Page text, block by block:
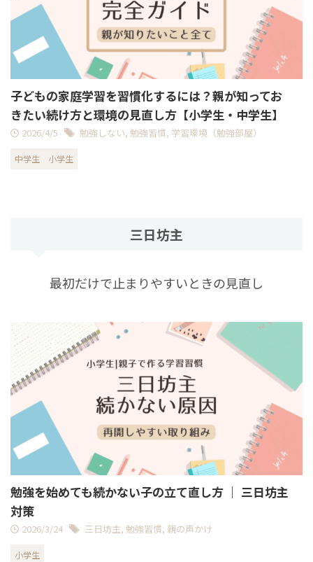
子どもの家庭学習を習慣化するには？親が知ってお
きたい続け方と環境の見直し方【小学生・中学生】
2026/4/5 勉強しない, 勉強習慣, 学習環境（勉強部屋）
中学生 小学生
三日坊主
最初だけで止まりやすいときの見直し
勉強を始めても続かない子の立て直し方 ｜ 三日坊主
対策
2026/3/24 三日坊主, 勉強習慣, 親の声かけ
小学生